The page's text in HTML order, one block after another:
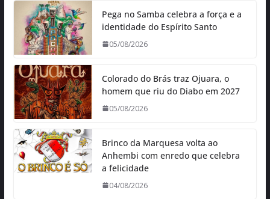
Pega no Samba celebra a força e a
identidade do Espírito Santo
05/08/2026
Colorado do Brás traz Ojuara, o
homem que riu do Diabo em 2027
05/08/2026
Brinco da Marquesa volta ao
Anhembi com enredo que celebra
a felicidade
04/08/2026